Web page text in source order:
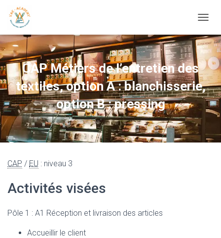
CAP Métiers de l’entretien des
textiles, option A : blanchisserie,
option B : pressing
CAP / EU : niveau 3
Activités visées
Pôle 1 : A1 Réception et livraison des articles
Accueillir le client